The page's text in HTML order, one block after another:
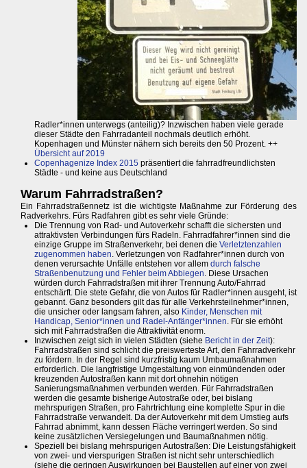
Radler*innen unterwegs (anteilig)? Inzwischen haben viele gerade
dieser Städte den Fahrradanteil nochmals deutlich erhöht.
Kopenhagen und Münster nähern sich bereits den 50 Prozent. ++
Übersicht auf 2019
Copenhagenize Index 2015 präsentiert die fahrradfreundlichsten
Städte - und keine aus Deutschland
Warum Fahrradstraßen?
Ein Fahrradstraßennetz ist die wichtigste Maßnahme zur Förderung des
Radverkehrs. Fürs Radfahren gibt es sehr viele Gründe:
Die Trennung von Rad- und Autoverkehr schafft die sichersten und
attraktivsten Verbindungen fürs Radeln. Fahrradfahrer*innen sind die
einzige Gruppe im Straßenverkehr, bei denen die Verletztenzahlen
zugenommen haben. Verletzungen von Radfahrer*innen durch von
denen verursachte Unfälle entstehen vor allem durch falsche
Straßenbenutzung und Fehler beim Abbiegen. Diese Ursachen
würden durch Fahrradstraßen mit ihrer Trennung Auto/Fahrrad
entschärft. Die stete Gefahr, die von Autos für Radler*innen ausgeht, ist
gebannt. Ganz besonders gilt das für alle Verkehrsteilnehmer*innen,
die unsicher oder langsam fahren, also Kinder, Menschen mit
Handicap, Senior*innen und Radel-Anfänger*innen. Für sie erhöht
sich mit Fahrradstraßen die Attraktivität enorm.
Inzwischen zeigt sich in vielen Städten (siehe Bericht in der Zeit):
Fahrradstraßen sind schlicht die preiswerteste Art, den Fahrradverkehr
zu fördern. In der Regel sind kurzfristig kaum Umbaumaßnahmen
erforderlich. Die langfristige Umgestaltung von einmündenden oder
kreuzenden Autostraßen kann mit dort ohnehin nötigen
Sanierungsmaßnahmen verbunden werden. Für Fahrradstraßen
werden die gesamte bisherige Autostraße oder, bei bislang
mehrspurigen Straßen, pro Fahrtrichtung eine komplette Spur in die
Fahrradstraße verwandelt. Da der Autoverkehr mit dem Umstieg aufs
Fahrrad abnimmt, kann dessen Fläche verringert werden. So sind
keine zusätzlichen Versiegelungen und Baumaßnahmen nötig.
Speziell bei bislang mehrspurigen Autostraßen: Die Leistungsfähigkeit
von zwei- und vierspurigen Straßen ist nicht sehr unterschiedlich
(siehe die geringen Auswirkungen bei Baustellen auf einer von zwei